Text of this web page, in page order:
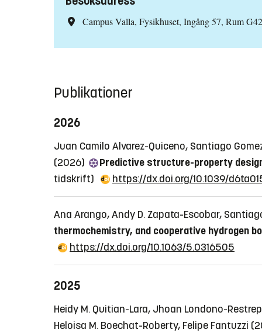
Campus Valla, Fysikhuset, Ingång 57, Rum
Publikationer
2026
Juan Camilo Alvarez-Quiceno, Santiago
(2026)
Predictive structure-property
tidskrift)
https://dx.doi.org/10.1039/
Ana Arango, Andy D. Zapata-Escobar,
thermochemistry, and cooperative hydrogen
https://dx.doi.org/10.1063/5.0316505
2025
Heidy M. Quitian-Lara, Jhoan Londono-
Heloisa M. Boechat-Roberty, Felipe Fantuzzi